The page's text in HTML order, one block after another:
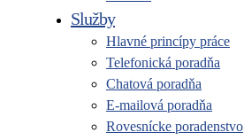
Služby
Hlavné princípy práce
Telefonická poradňa
Chatová poradňa
E-mailová poradňa
Rovesnícke poradenstvo